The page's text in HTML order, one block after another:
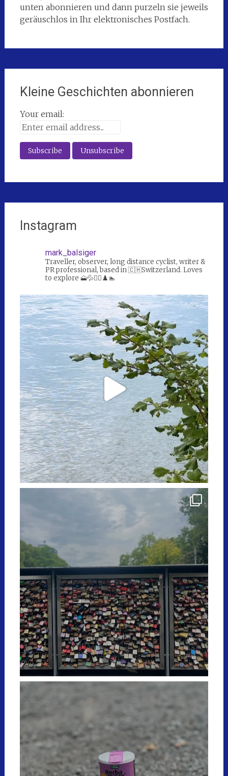
unten abonnieren und dann purzeln sie jeweils
geräuschlos in Ihr elektronisches Postfach.
Kleine Geschichten abonnieren
Your email:
Instagram
mark_balsiger
Traveller, observer, long distance cyclist, writer &
PR professional, based in 🇨🇭Switzerland. Loves
to explore 🗻💦🚴‍♀️♟️🏊